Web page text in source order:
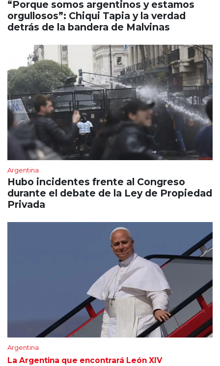
“Porque somos argentinos y estamos
orgullosos”: Chiqui Tapia y la verdad
detrás de la bandera de Malvinas
Argentina
Hubo incidentes frente al Congreso
durante el debate de la Ley de Propiedad
Privada
Argentina
La Argentina que encontrará León XIV